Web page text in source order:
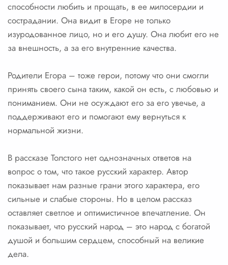
способности любить и прощать, в ее милосердии и
сострадании. Она видит в Егоре не только
изуродованное лицо, но и его душу. Она любит его не
за внешность, а за его внутренние качества.
Родители Егора – тоже герои, потому что они смогли
принять своего сына таким, какой он есть, с любовью и
пониманием. Они не осуждают его за его увечье, а
поддерживают его и помогают ему вернуться к
нормальной жизни.
В рассказе Толстого нет однозначных ответов на
вопрос о том, что такое русский характер. Автор
показывает нам разные грани этого характера, его
сильные и слабые стороны. Но в целом рассказ
оставляет светлое и оптимистичное впечатление. Он
показывает, что русский народ – это народ с богатой
душой и большим сердцем, способный на великие
дела.